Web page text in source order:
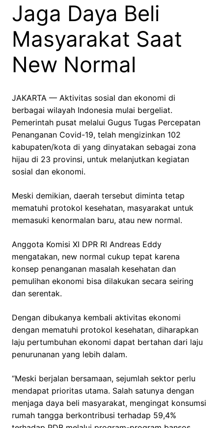
Jaga Daya Beli
Masyarakat Saat
New Normal
JAKARTA — Aktivitas sosial dan ekonomi di
berbagai wilayah Indonesia mulai bergeliat.
Pemerintah pusat melalui Gugus Tugas Percepatan
Penanganan Covid-19, telah mengizinkan 102
kabupaten/kota di yang dinyatakan sebagai zona
hijau di 23 provinsi, untuk melanjutkan kegiatan
sosial dan ekonomi.
Meski demikian, daerah tersebut diminta tetap
mematuhi protokol kesehatan, masyarakat untuk
memasuki kenormalan baru, atau new normal.
Anggota Komisi XI DPR RI Andreas Eddy
mengatakan, new normal cukup tepat karena
konsep penanganan masalah kesehatan dan
pemulihan ekonomi bisa dilakukan secara seiring
dan serentak.
Dengan dibukanya kembali aktivitas ekonomi
dengan mematuhi protokol kesehatan, diharapkan
laju pertumbuhan ekonomi dapat bertahan dari laju
penurunanan yang lebih dalam.
“Meski berjalan bersamaan, sejumlah sektor perlu
mendapat prioritas utama. Salah satunya dengan
menjaga daya beli masyarakat, mengingat konsumsi
rumah tangga berkontribusi terhadap 59,4%